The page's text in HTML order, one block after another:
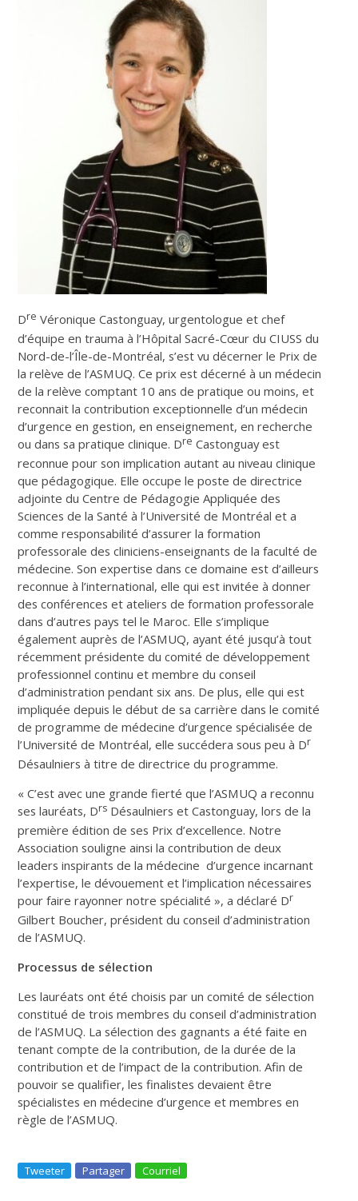
Dre Véronique Castonguay, urgentologue et chef
d’équipe en trauma à l’Hôpital Sacré-Cœur du CIUSS du
Nord-de-l’Île-de-Montréal, s’est vu décerner le Prix de
la relève de l’ASMUQ. Ce prix est décerné à un médecin
de la relève comptant 10 ans de pratique ou moins, et
reconnait la contribution exceptionnelle d’un médecin
d’urgence en gestion, en enseignement, en recherche
ou dans sa pratique clinique. Dre Castonguay est
reconnue pour son implication autant au niveau clinique
que pédagogique. Elle occupe le poste de directrice
adjointe du Centre de Pédagogie Appliquée des
Sciences de la Santé à l’Université de Montréal et a
comme responsabilité d’assurer la formation
professorale des cliniciens-enseignants de la faculté de
médecine. Son expertise dans ce domaine est d’ailleurs
reconnue à l’international, elle qui est invitée à donner
des conférences et ateliers de formation professorale
dans d’autres pays tel le Maroc. Elle s’implique
également auprès de l’ASMUQ, ayant été jusqu’à tout
récemment présidente du comité de développement
professionnel continu et membre du conseil
d’administration pendant six ans. De plus, elle qui est
impliquée depuis le début de sa carrière dans le comité
de programme de médecine d’urgence spécialisée de
l’Université de Montréal, elle succédera sous peu à Dr
Désaulniers à titre de directrice du programme.
« C’est avec une grande fierté que l’ASMUQ a reconnu
ses lauréats, Drs Désaulniers et Castonguay, lors de la
première édition de ses Prix d’excellence. Notre
Association souligne ainsi la contribution de deux
leaders inspirants de la médecine d’urgence incarnant
l’expertise, le dévouement et l’implication nécessaires
pour faire rayonner notre spécialité », a déclaré Dr
Gilbert Boucher, président du conseil d’administration
de l’ASMUQ.
Processus de sélection
Les lauréats ont été choisis par un comité de sélection
constitué de trois membres du conseil d’administration
de l’ASMUQ. La sélection des gagnants a été faite en
tenant compte de la contribution, de la durée de la
contribution et de l’impact de la contribution. Afin de
pouvoir se qualifier, les finalistes devaient être
spécialistes en médecine d’urgence et membres en
règle de l’ASMUQ.
Tweeter Partager Courriel